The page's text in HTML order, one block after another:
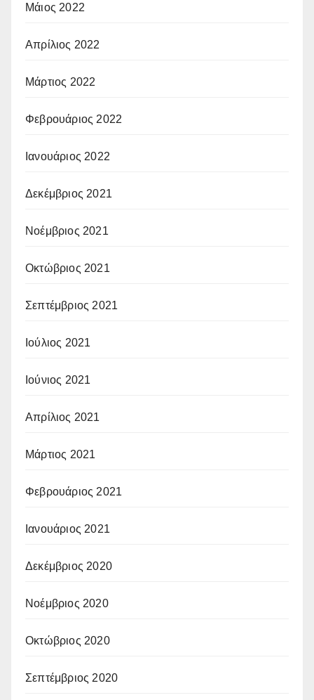
Μάιος 2022
Απρίλιος 2022
Μάρτιος 2022
Φεβρουάριος 2022
Ιανουάριος 2022
Δεκέμβριος 2021
Νοέμβριος 2021
Οκτώβριος 2021
Σεπτέμβριος 2021
Ιούλιος 2021
Ιούνιος 2021
Απρίλιος 2021
Μάρτιος 2021
Φεβρουάριος 2021
Ιανουάριος 2021
Δεκέμβριος 2020
Νοέμβριος 2020
Οκτώβριος 2020
Σεπτέμβριος 2020